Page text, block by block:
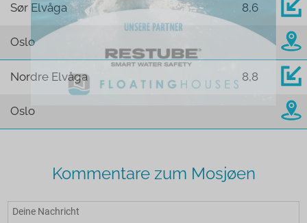
Sør Elvåga 8,6
Oslo
Nordre Elvåga 8,8
Oslo
Kommentare zum Mosjøen